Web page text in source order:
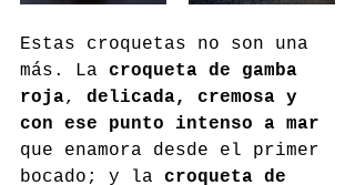
Estas croquetas no son una
más. La croqueta de gamba
roja, delicada, cremosa y
con ese punto intenso a mar
que enamora desde el primer
bocado; y la croqueta de